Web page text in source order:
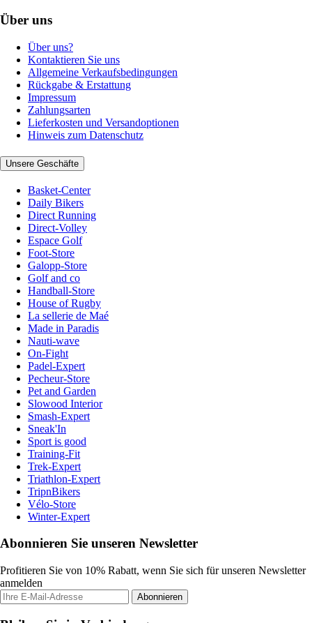
Über uns
Über uns?
Kontaktieren Sie uns
Allgemeine Verkaufsbedingungen
Rückgabe & Erstattung
Impressum
Zahlungsarten
Lieferkosten und Versandoptionen
Hinweis zum Datenschutz
Unsere Geschäfte
Basket-Center
Daily Bikers
Direct Running
Direct-Volley
Espace Golf
Foot-Store
Galopp-Store
Golf and co
Handball-Store
House of Rugby
La sellerie de Maé
Made in Paradis
Nauti-wave
On-Fight
Padel-Expert
Pecheur-Store
Pet and Garden
Slowood Interior
Smash-Expert
Sneak'In
Sport is good
Training-Fit
Trek-Expert
Triathlon-Expert
TripnBikers
Vélo-Store
Winter-Expert
Abonnieren Sie unseren Newsletter
Profitieren Sie von 10% Rabatt, wenn Sie sich für unseren Newsletter
anmelden
Abonnieren